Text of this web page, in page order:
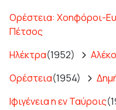
Ορέστεια: Χοηφόροι-
Πέτσος
Ηλέκτρα(1952)
Ορέστεια(1954)
Ιφιγένεια η εν Ταύροις